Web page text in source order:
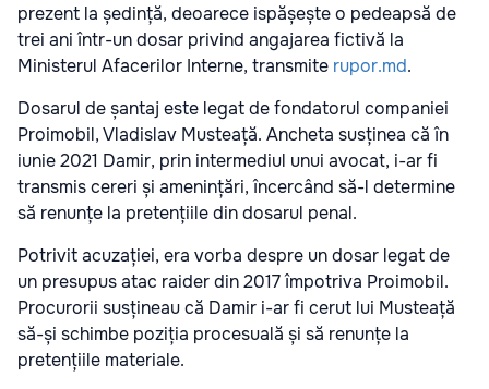
prezent la ședință, deoarece ispășește o pedeapsă de
trei ani într-un dosar privind angajarea fictivă la
Ministerul Afacerilor Interne, transmite rupor.md.
Dosarul de șantaj este legat de fondatorul companiei
Proimobil, Vladislav Musteață. Ancheta susținea că în
iunie 2021 Damir, prin intermediul unui avocat, i-ar fi
transmis cereri și amenințări, încercând să-l determine
să renunțe la pretențiile din dosarul penal.
Potrivit acuzației, era vorba despre un dosar legat de
un presupus atac raider din 2017 împotriva Proimobil.
Procurorii susțineau că Damir i-ar fi cerut lui Musteață
să-și schimbe poziția procesuală și să renunțe la
pretențiile materiale.